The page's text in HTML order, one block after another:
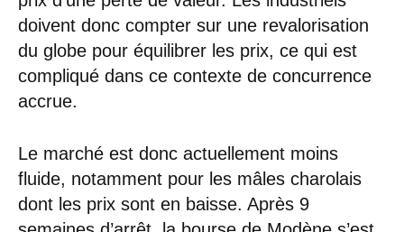
doivent donc compter sur une revalorisation
du globe pour équilibrer les prix, ce qui est
compliqué dans ce contexte de concurrence
accrue.
Le marché est donc actuellement moins
fluide, notamment pour les mâles charolais
dont les prix sont en baisse. Après 9